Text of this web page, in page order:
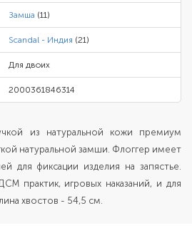
Замша (11)
Scandal - Индия (21)
Для двоих
2000361846314
из натуральной кожи премиум
натуральной замши. Флоггер имеет
для фиксации изделия на запястье.
практик, игровых наказаний, и для
хвостов - 54,5 см.